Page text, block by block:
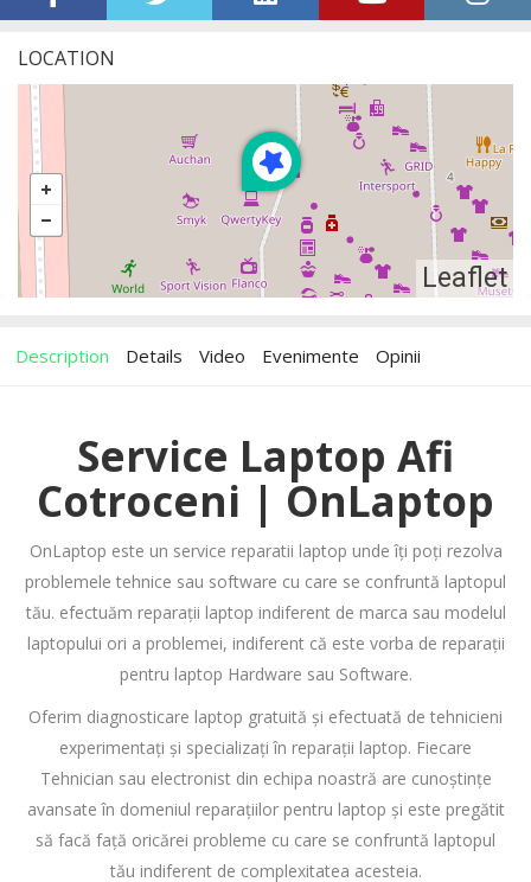
LOCATION
Leaflet
Description Details Video Evenimente Opinii
Service Laptop Afi
Cotroceni | OnLaptop
OnLaptop este un service reparatii laptop unde îți poți rezolva
problemele tehnice sau software cu care se confruntă laptopul
tău. efectuăm reparații laptop indiferent de marca sau modelul
laptopului ori a problemei, indiferent că este vorba de reparații
pentru laptop Hardware sau Software.
Oferim diagnosticare laptop gratuită și efectuată de tehnicieni
experimentați și specializați în reparații laptop. Fiecare
Tehnician sau electronist din echipa noastră are cunoștințe
avansate în domeniul reparațiilor pentru laptop și este pregătit
să facă față oricărei probleme cu care se confruntă laptopul
tău indiferent de complexitatea acesteia.